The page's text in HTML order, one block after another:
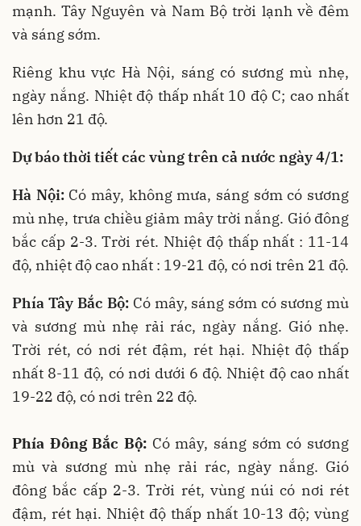
mạnh. Tây Nguyên và Nam Bộ trời lạnh về đêm
và sáng sớm.
Riêng khu vực Hà Nội, sáng có sương mù nhẹ,
ngày nắng. Nhiệt độ thấp nhất 10 độ C; cao nhất
lên hơn 21 độ.
Dự báo thời tiết các vùng trên cả nước ngày 4/1:
Hà Nội:Có mây, không mưa, sáng sớm có sương
mù nhẹ, trưa chiều giảm mây trời nắng. Gió đông
bắc cấp 2-3. Trời rét. Nhiệt độ thấp nhất : 11-14
độ, nhiệt độ cao nhất : 19-21 độ, có nơi trên 21 độ.
Phía Tây Bắc Bộ:Có mây, sáng sớm có sương mù
và sương mù nhẹ rải rác, ngày nắng. Gió nhẹ.
Trời rét, có nơi rét đậm, rét hại. Nhiệt độ thấp
nhất 8-11 độ, có nơi dưới 6 độ. Nhiệt độ cao nhất
19-22 độ, có nơi trên 22 độ.
Phía Đông Bắc Bộ: Có mây, sáng sớm có sương
mù và sương mù nhẹ rải rác, ngày nắng. Gió
đông bắc cấp 2-3. Trời rét, vùng núi có nơi rét
đậm, rét hại. Nhiệt độ thấp nhất 10-13 độ; vùng